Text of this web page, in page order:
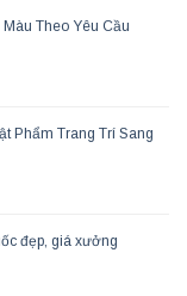
Theo Yêu Cầu
Phẩm Trang Trí Sang
đẹp, giá xưởng